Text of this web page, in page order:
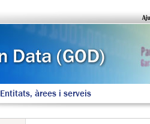
Entitats, àrees i serveis